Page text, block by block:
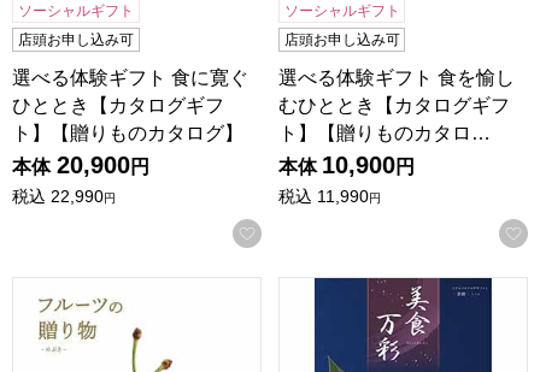
ソーシャルギフト
店頭お申し込み可
選べる体験ギフト 食に寛ぐ
ひととき【カタログギフ
ト】【贈りものカタログ】
本体 20,900円
税込 22,990円
お気に入りに登録する
ソーシャルギフト
店頭お申し込み可
選べる体験ギフト 食を愉し
むひととき【カタログギフ
ト】【贈りものカタロ…
本体 10,900円
税込 11,990円
フルーツの贈り物 めぶき【カタログギフト】【贈りものカ
美食万彩 紫紺(しこん)【カ